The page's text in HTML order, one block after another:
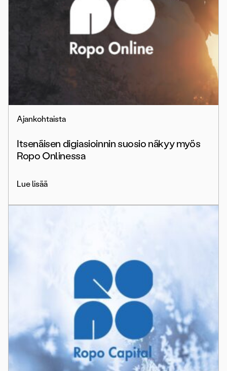
Ajankohtaista
Itsenäisen digiasioinnin suosio näkyy myös
Ropo Onlinessa
Lue lisää